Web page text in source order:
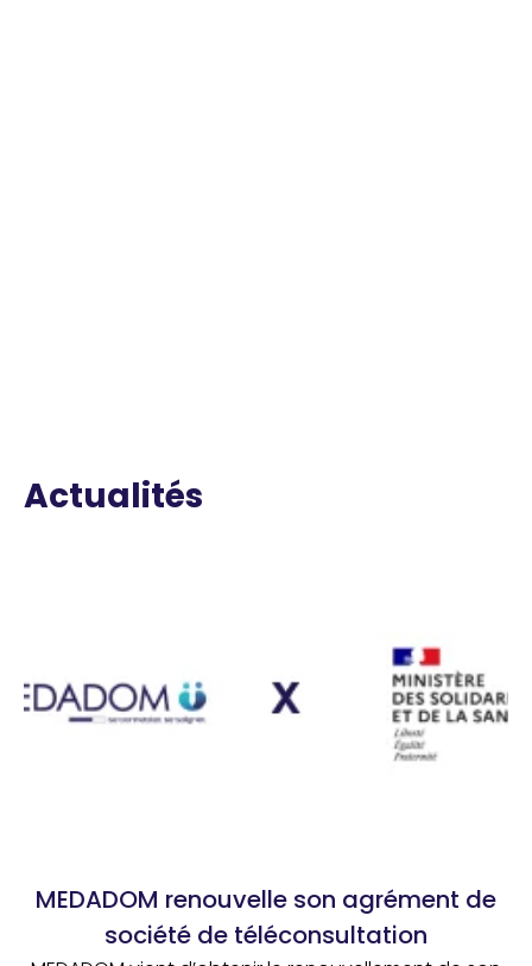
Actualités
MEDADOM renouvelle son agrément de
société de téléconsultation